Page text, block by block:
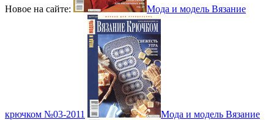
Новое на сайте: Мода и модель Вязание
крючком №03-2011 Мода и модель Вязание